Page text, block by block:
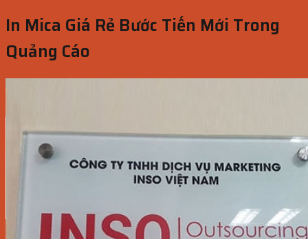
In Mica Giá Rẻ Bước Tiến Mới Trong
Quảng Cáo